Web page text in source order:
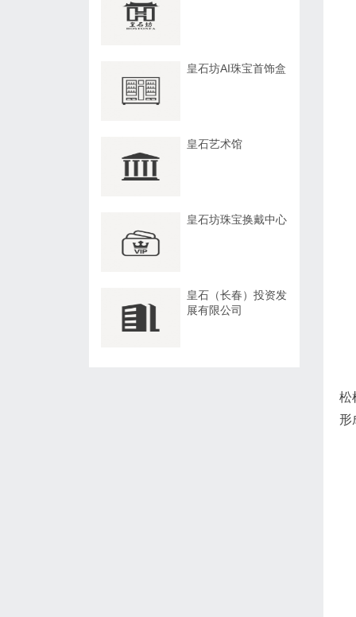
松
形
皇石坊AI珠宝首饰盒
皇石艺术馆
皇石坊珠宝换戴中心
皇石（长春）投资发
展有限公司